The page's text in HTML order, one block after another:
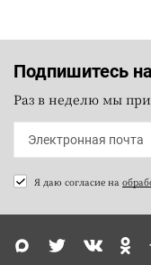
Подпишитесь
Раз в неделю мы
Я даю согласие на